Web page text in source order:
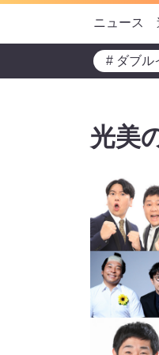
ニュース
# ダブル
光美